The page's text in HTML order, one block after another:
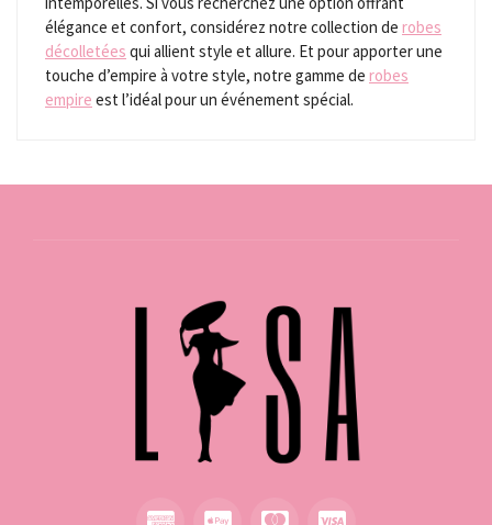
élégance et confort, considérez notre collection de robes
décolletées qui allient style et allure. Et pour apporter une
touche d’empire à votre style, notre gamme de robes
empire est l’idéal pour un événement spécial.